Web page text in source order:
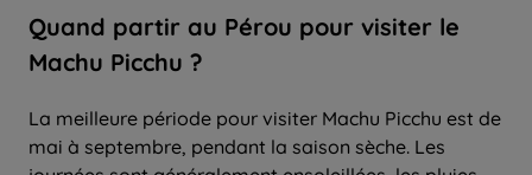
Quand partir au Pérou pour visiter le
Machu Picchu ?
La meilleure période pour visiter Machu Picchu est de
mai à septembre, pendant la saison sèche. Les